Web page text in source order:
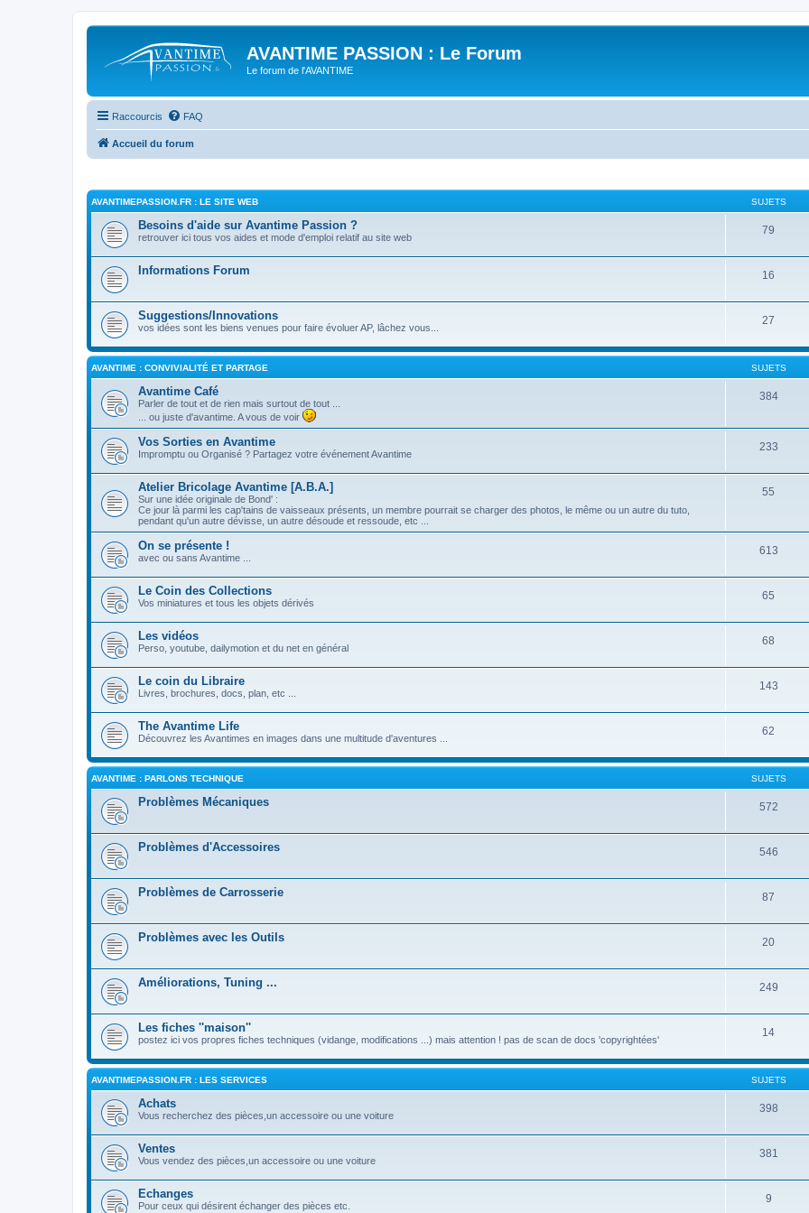
AVANTIME PASSION : Le Forum
Le forum de l'AVANTIME
Raccourcis FAQ
Accueil du forum
AVANTIMEPASSION.FR : LE SITE WEB SUJETS
Besoins d'aide sur Avantime Passion ?
retrouver ici tous vos aides et mode d'emploi relatif au site web
79
Informations Forum 16
Suggestions/Innovations
vos idées sont les biens venues pour faire évoluer AP, lâchez vous...
27
AVANTIME : CONVIVIALITÉ ET PARTAGE SUJETS
Avantime Café
Parler de tout et de rien mais surtout de tout ...
... ou juste d'avantime. A vous de voir
384
Vos Sorties en Avantime
Impromptu ou Organisé ? Partagez votre événement Avantime
233
Atelier Bricolage Avantime [A.B.A.]
Sur une idée originale de Bond' :
Ce jour là parmi les cap'tains de vaisseaux présents, un membre pourrait se charger des photos, le même ou un autre du tuto,
pendant qu'un autre dévisse, un autre désoude et ressoude, etc ...
55
On se présente !
avec ou sans Avantime ...
613
Le Coin des Collections
Vos miniatures et tous les objets dérivés
65
Les vidéos
Perso, youtube, dailymotion et du net en général
68
Le coin du Libraire
Livres, brochures, docs, plan, etc ...
143
The Avantime Life
Découvrez les Avantimes en images dans une multitude d'aventures ...
62
AVANTIME : PARLONS TECHNIQUE SUJETS
Problèmes Mécaniques 572
Problèmes d'Accessoires 546
Problèmes de Carrosserie 87
Problèmes avec les Outils 20
Améliorations, Tuning ... 249
Les fiches ''maison''
postez ici vos propres fiches techniques (vidange, modifications ...) mais attention ! pas de scan de docs 'copyrightées'
14
AVANTIMEPASSION.FR : LES SERVICES SUJETS
Achats
Vous recherchez des pièces,un accessoire ou une voiture
398
Ventes
Vous vendez des pièces,un accessoire ou une voiture
381
Echanges
Pour ceux qui désirent échanger des pièces etc.
9